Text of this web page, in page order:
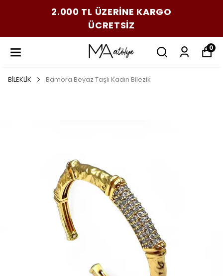
2.000 TL ÜZERİNE KARGO
ÜCRETSİZ
0
BİLEKLİK Bamora Beyaz Taşlı Kadın Bilezik